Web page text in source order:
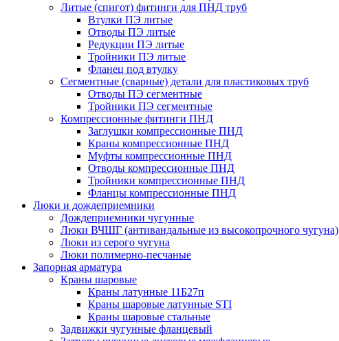
Литые (спигот) фитинги для ПНД труб
Втулки ПЭ литые
Отводы ПЭ литые
Редукции ПЭ литые
Тройники ПЭ литые
Фланец под втулку
Сегментные (сварные) детали для пластиковых труб
Отводы ПЭ сегментные
Тройники ПЭ сегментные
Компрессионные фитинги ПНД
Заглушки компрессионные ПНД
Краны компрессионные ПНД
Муфты компрессионные ПНД
Отводы компрессионные ПНД
Тройники компрессионные ПНД
Фланцы компрессионные ПНД
Люки и дождеприемники
Дождеприемники чугунные
Люки ВЧШГ (антивандальные из высокопрочного чугуна)
Люки из серого чугуна
Люки полимерно-песчаные
Запорная арматура
Краны шаровые
Краны латунные 11Б27п
Краны шаровые латунные STI
Краны шаровые стальные
Задвижки чугунные фланцевый